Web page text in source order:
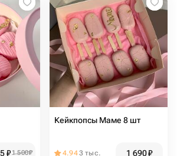
₽1 500₽
Кейкпопсы Маме 8 шт
4.943 тыс. 1 690₽